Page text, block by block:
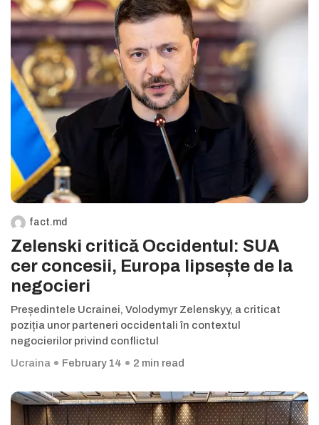
fact.md
Zelenski critică Occidentul: SUA
cer concesii, Europa lipsește de la
negocieri
Președintele Ucrainei, Volodymyr Zelenskyy, a criticat
poziția unor parteneri occidentali în contextul
negocierilor privind conflictul
Ucraina
February 14 2 min read